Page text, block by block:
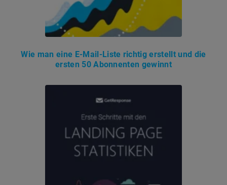
Wie man eine E-Mail-Liste richtig erstellt und die
ersten 50 Abonnenten gewinnt